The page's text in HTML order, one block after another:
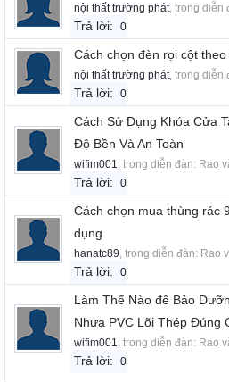
nội thất trường phát, trong diễn
Trả lời: 0
Cách chọn đèn rọi cột
nội thất trường phát, trong diễn
Trả lời: 0
Cách Sử Dụng Khóa Cửa
Độ Bền Và An Toàn
wifim001, trong diễn đàn: Rao
Trả lời: 0
Cách chọn mua thùng rác
dụng
hanatc89, trong diễn đàn: Rao
Trả lời: 0
Làm Thế Nào để Bảo
Nhựa PVC Lõi Thép Đúng
wifim001, trong diễn đàn: Rao
Trả lời: 0